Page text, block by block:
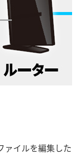
イルを編集したり